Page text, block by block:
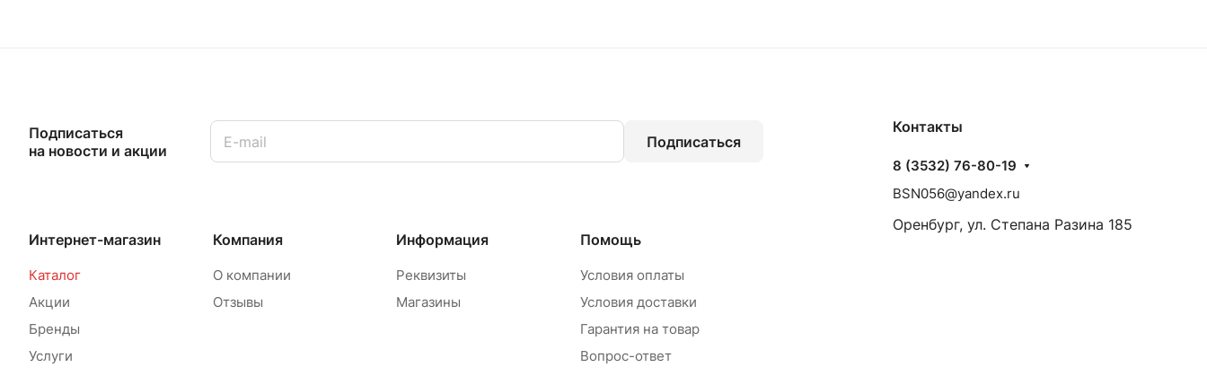
Подписаться
на новости и акции
Подписаться
Интернет-магазин
Каталог
Акции
Бренды
Услуги
Компания
О компании
Отзывы
Информация
Реквизиты
Магазины
Помощь
Условия оплаты
Условия доставки
Гарантия на товар
Вопрос-ответ
Контакты
8 (3532) 76-80-19
BSN056@yandex.ru
Оренбург, ул. Степана Разина 185